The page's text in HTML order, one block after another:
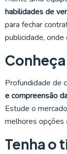
habilidades de
para fechar
publicidade,
Profundidade de
e compreensão
Estude o
melhores opções
Tenha o